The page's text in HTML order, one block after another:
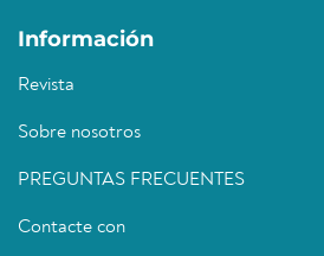
Información
Revista
Sobre nosotros
PREGUNTAS FRECUENTES
Contacte con